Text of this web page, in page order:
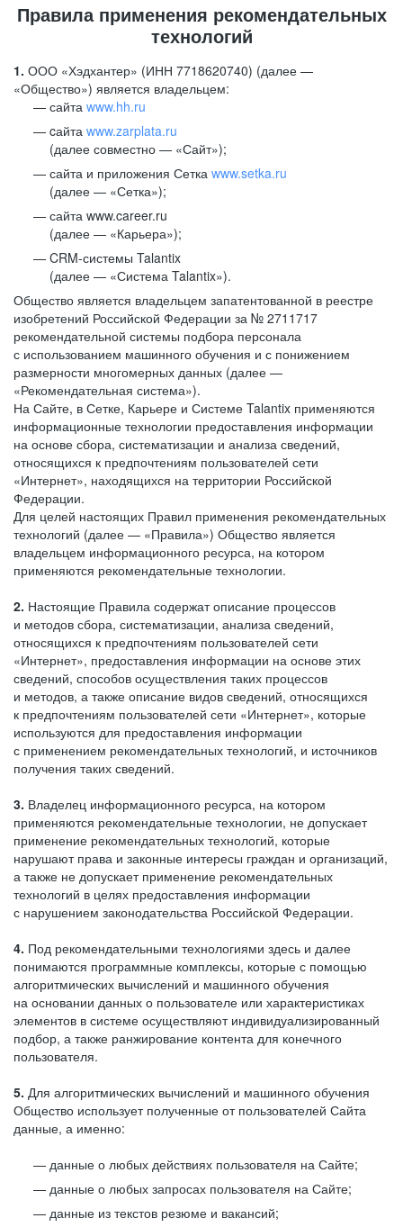
Правила применения рекомендательных
технологий
1. ООО «Хэдхантер» (ИНН 7718620740) (далее —
«Общество») является владельцем:
сайта www.hh.ru
cайта www.zarplata.ru
(далее совместно — «Сайт»);
сайта и приложения Сетка www.setka.ru
(далее — «Сетка»);
сайта www.career.ru
(далее — «Карьера»);
CRM-системы Talantix
(далее — «Система Talantix»).
Общество является владельцем запатентованной в реестре
изобретений Российской Федерации за № 2711717
рекомендательной системы подбора персонала
с использованием машинного обучения и с понижением
размерности многомерных данных (далее —
«Рекомендательная система»).
На Сайте, в Сетке, Карьере и Системе Talantix применяются
информационные технологии предоставления информации
на основе сбора, систематизации и анализа сведений,
относящихся к предпочтениям пользователей сети
«Интернет», находящихся на территории Российской
Федерации.
Для целей настоящих Правил применения рекомендательных
технологий (далее — «Правила») Общество является
владельцем информационного ресурса, на котором
применяются рекомендательные технологии.
2. Настоящие Правила содержат описание процессов
и методов сбора, систематизации, анализа сведений,
относящихся к предпочтениям пользователей сети
«Интернет», предоставления информации на основе этих
сведений, способов осуществления таких процессов
и методов, а также описание видов сведений, относящихся
к предпочтениям пользователей сети «Интернет», которые
используются для предоставления информации
с применением рекомендательных технологий, и источников
получения таких сведений.
3. Владелец информационного ресурса, на котором
применяются рекомендательные технологии, не допускает
применение рекомендательных технологий, которые
нарушают права и законные интересы граждан и организаций,
а также не допускает применение рекомендательных
технологий в целях предоставления информации
с нарушением законодательства Российской Федерации.
4. Под рекомендательными технологиями здесь и далее
понимаются программные комплексы, которые с помощью
алгоритмических вычислений и машинного обучения
на основании данных о пользователе или характеристиках
элементов в системе осуществляют индивидуализированный
подбор, а также ранжирование контента для конечного
пользователя.
5. Для алгоритмических вычислений и машинного обучения
Общество использует полученные от пользователей Сайта
данные, а именно:
данные о любых действиях пользователя на Сайте;
данные о любых запросах пользователя на Сайте;
данные из текстов резюме и вакансий;